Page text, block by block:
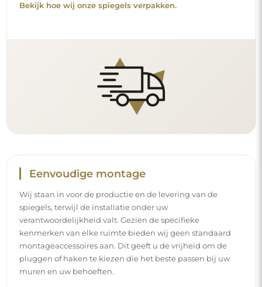
Bekijk hoe wij onze spiegels verpakken.
Eenvoudige montage
Wij staan in voor de productie en de levering van de
spiegels, terwijl de installatie onder uw
verantwoordelijkheid valt. Gezien de specifieke
kenmerken van elke ruimte bieden wij geen standaard
montageaccessoires aan. Dit geeft u de vrijheid om de
pluggen of haken te kiezen die het beste passen bij uw
muren en uw behoeften.